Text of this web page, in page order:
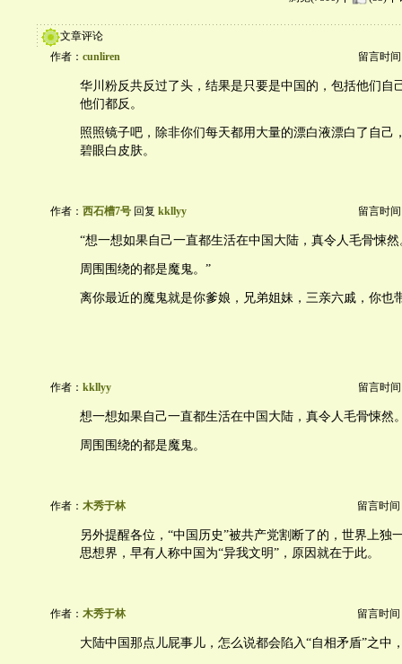
文章评论
作者： cunliren 留言时间
华川粉反共反过了头，结果是只要是中国的，包括他们自
他们都反。
照照镜子吧，除非你们每天都用大量的漂白液漂白了自己
碧眼白皮肤。
作者： 西石槽7号 回复 kkllyy 留言时间
“想一想如果自己一直都生活在中国大陆，真令人毛骨悚然
周围围绕的都是魔鬼。”
离你最近的魔鬼就是你爹娘，兄弟姐妹，三亲六戚，你也
作者： kkllyy 留言时间
想一想如果自己一直都生活在中国大陆，真令人毛骨悚然
周围围绕的都是魔鬼。
作者： 木秀于林 留言时间
另外提醒各位，“中国历史”被共产党割断了的，世界上独
思想界，早有人称中国为“异我文明”，原因就在于此。
作者： 木秀于林 留言时间
大陆中国那点儿屁事儿，怎么说都会陷入“自相矛盾”之中